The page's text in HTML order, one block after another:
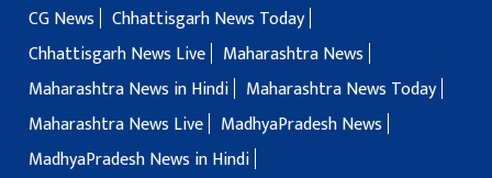
CG News
Chhattisgarh News Today
Chhattisgarh News Live
Maharashtra News
Maharashtra News in Hindi
Maharashtra News Today
Maharashtra News Live
MadhyaPradesh News
MadhyaPradesh News in Hindi